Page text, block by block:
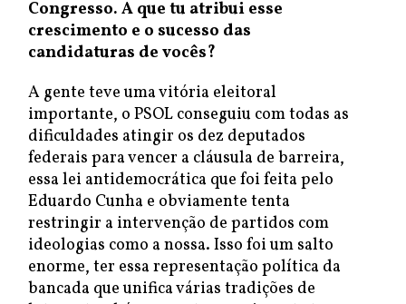
Congresso. A que tu atribui esse
crescimento e o sucesso das
candidaturas de vocês?
A gente teve uma vitória eleitoral
importante, o PSOL conseguiu com todas as
dificuldades atingir os dez deputados
federais para vencer a cláusula de barreira,
essa lei antidemocrática que foi feita pelo
Eduardo Cunha e obviamente tenta
restringir a intervenção de partidos com
ideologias como a nossa. Isso foi um salto
enorme, ter essa representação política da
bancada que unifica várias tradições de